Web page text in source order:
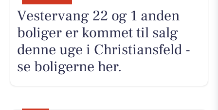
Vestervang 22 og 1 anden
boliger er kommet til salg
denne uge i Christiansfeld -
se boligerne her.